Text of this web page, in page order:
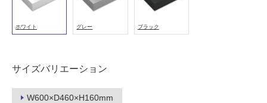
ホワイト グレー ブラック
サイズバリエーション
W600×D460×H160mm